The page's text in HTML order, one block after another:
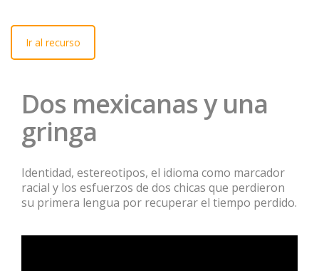
Ir al recurso
Dos mexicanas y una
gringa
Identidad, estereotipos, el idioma como marcador
racial y los esfuerzos de dos chicas que perdieron
su primera lengua por recuperar el tiempo perdido.